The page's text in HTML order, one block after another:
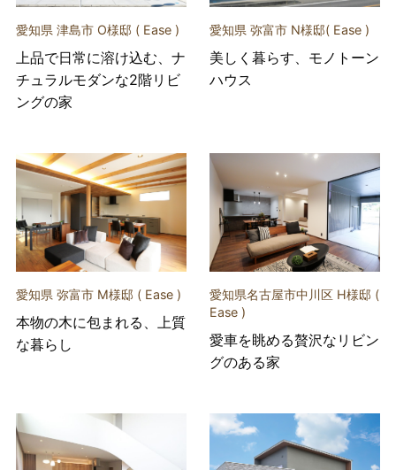
愛知県 津島市 O様邸 ( Ease )
上品で日常に溶け込む、ナ
チュラルモダンな2階リビ
ングの家
愛知県 弥富市 N様邸( Ease )
美しく暮らす、モノトーン
ハウス
愛知県 弥富市 M様邸 ( Ease )
本物の木に包まれる、上質
な暮らし
愛知県名古屋市中川区 H様邸 (
Ease )
愛車を眺める贅沢なリビン
グのある家